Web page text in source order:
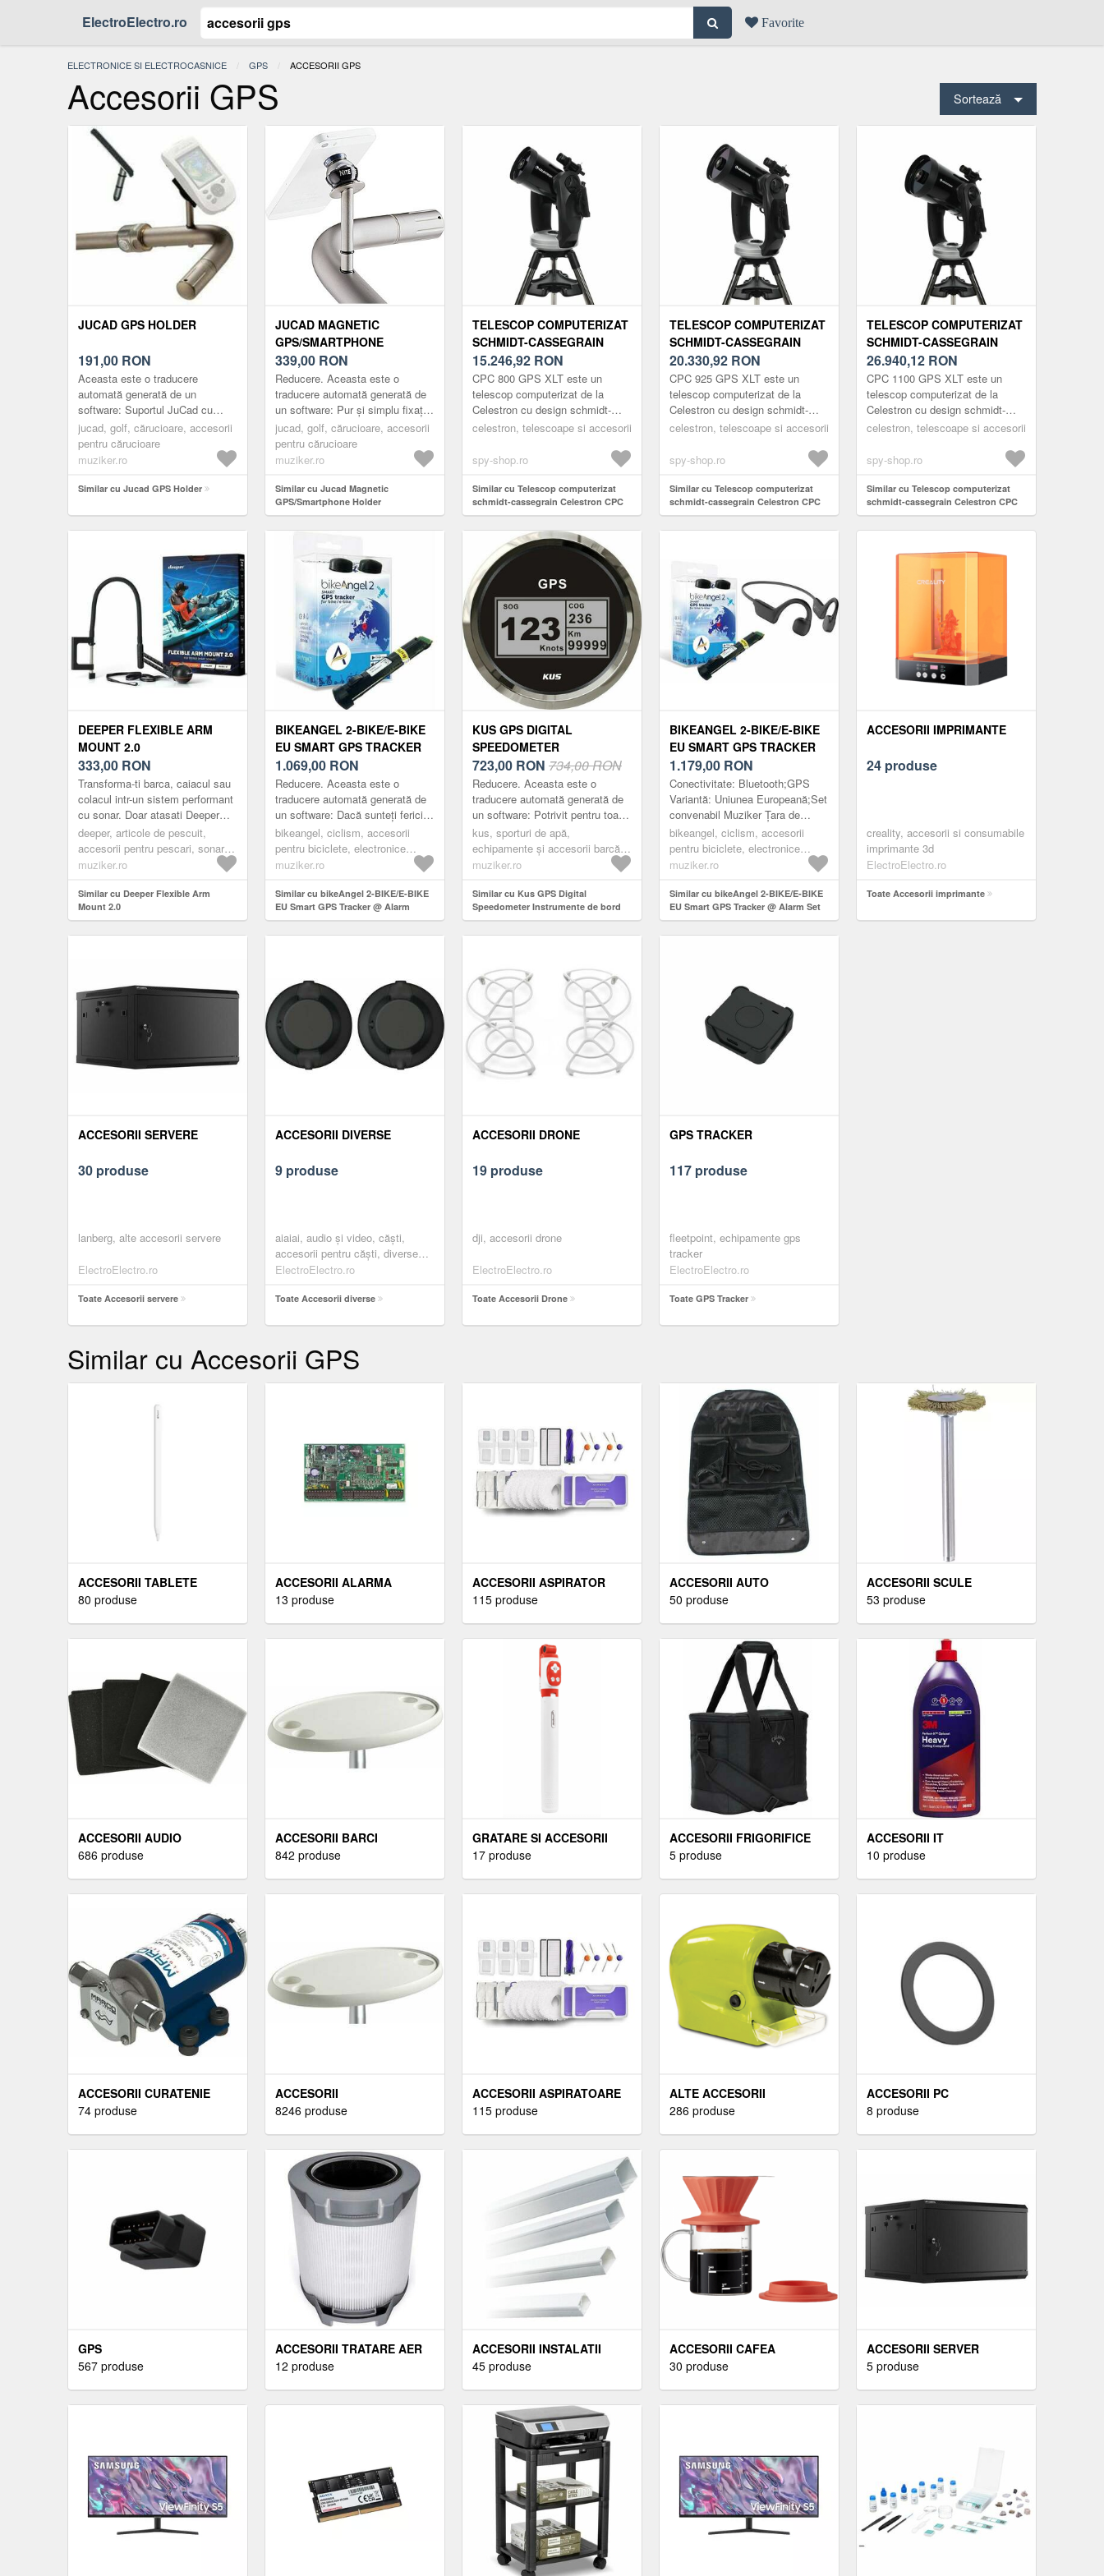
ElectroElectro.ro Favorite
ELECTRONICE SI ELECTROCASNICE GPS ACTUAL:
ACCESORII GPS
Accesorii GPS Sortează
JUCAD GPS HOLDER
191,00 RON
Aceasta este o traducere
automată generată de un
software: Suportul JuCad cu
fixare prin velcro asigură o fixare
fermă pentru dispozitivul GPS.
Ţar...
jucad, golf, cărucioare, accesorii
pentru cărucioare
muziker.ro
Similar cu Jucad GPS Holder
JUCAD MAGNETIC
GPS/SMARTPHONE
HOLDER
339,00 RON
Reducere. Aceasta este o
traducere automată generată de
un software: Pur și simplu fixați
telefonul inteligent sau sistemul
GPS la cărucior atunci când
merge...
jucad, golf, cărucioare, accesorii
pentru cărucioare
muziker.ro
Similar cu Jucad Magnetic
GPS/Smartphone Holder
TELESCOP COMPUTERIZAT
SCHMIDT-CASSEGRAIN
CELESTRON CPC 800 GPS
XLT
15.246,92 RON
CPC 800 GPS XLT este un
telescop computerizat de la
Celestron cu design schmidt-
cassegrain care elimina aberatiile
p...
celestron, telescoape si accesorii
spy-shop.ro
Similar cu Telescop computerizat
schmidt-cassegrain Celestron CPC
800 GPS XLT
TELESCOP COMPUTERIZAT
SCHMIDT-CASSEGRAIN
CELESTRON CPC 925 GPS
XLT
20.330,92 RON
CPC 925 GPS XLT este un
telescop computerizat de la
Celestron cu design schmidt-
cassegrain care elimina aberatiile
p...
celestron, telescoape si accesorii
spy-shop.ro
Similar cu Telescop computerizat
schmidt-cassegrain Celestron CPC
925 GPS XLT
TELESCOP COMPUTERIZAT
SCHMIDT-CASSEGRAIN
CELESTRON CPC 1100 GPS
XLT
26.940,12 RON
CPC 1100 GPS XLT este un
telescop computerizat de la
Celestron cu design schmidt-
cassegrain care elimina aberatiile
...
celestron, telescoape si accesorii
spy-shop.ro
Similar cu Telescop computerizat
schmidt-cassegrain Celestron CPC
1100 GPS XLT
DEEPER FLEXIBLE ARM
MOUNT 2.0
333,00 RON
Transforma-ti barca, caiacul sau
colacul intr-un sistem performant
cu sonar. Doar atasati Deeper
Sonar (Pro, Pro+ sau CHIRP+),
prindeti suportul fl...
deeper, articole de pescuit,
accesorii pentru pescari, sonare
gps
muziker.ro
Similar cu Deeper Flexible Arm
Mount 2.0
BIKEANGEL 2-BIKE/E-BIKE
EU SMART GPS TRACKER
@ ALARM UNIUNEA
EUROPEANĂ
1.069,00 RON
Reducere. Aceasta este o
traducere automată generată de
un software: Dacă sunteți fericitul
proprietar al unei biciclete, e-
bike, motocicletă, scuter, quad
s...
bikeangel, ciclism, accesorii
pentru biciclete, electronice
ciclism
muziker.ro
Similar cu bikeAngel 2-BIKE/E-BIKE
EU Smart GPS Tracker @ Alarm
Uniunea Europeană
KUS GPS DIGITAL
SPEEDOMETER
INSTRUMENTE DE BORD
723,00 RON 734,00 RON
Reducere. Aceasta este o
traducere automată generată de
un software: Potrivit pentru toate
vehiculele, bărcile și vehiculele
de teren. Semnalul vine direct
d...
kus, sporturi de apă,
echipamente și accesorii barcă,
electronice, instrumente de bord,
muziker.ro
Similar cu Kus GPS Digital
Speedometer Instrumente de bord
BIKEANGEL 2-BIKE/E-BIKE
EU SMART GPS TRACKER
@ ALARM SET
CONVENABIL MUZIKER-
UNIUNEA EUROPEANĂ
1.179,00 RON
Conectivitate: Bluetooth;GPS
Variantă: Uniunea Europeană;Set
convenabil Muziker Ţara de
fabricaţie: Slovacia
bikeangel, ciclism, accesorii
pentru biciclete, electronice
ciclism
muziker.ro
Similar cu bikeAngel 2-BIKE/E-BIKE
EU Smart GPS Tracker @ Alarm Set
convenabil Muziker-Uniunea
Europeană
ACCESORII IMPRIMANTE
24 produse
creality, accesorii si consumabile
imprimante 3d
ElectroElectro.ro
Toate Accesorii imprimante
ACCESORII SERVERE
30 produse
lanberg, alte accesorii servere
ElectroElectro.ro
Toate Accesorii servere
ACCESORII DIVERSE
9 produse
aiaiai, audio și video, căști,
accesorii pentru căști, diverse
accesorii pentru căşti, black
ElectroElectro.ro
Toate Accesorii diverse
ACCESORII DRONE
19 produse
dji, accesorii drone
ElectroElectro.ro
Toate Accesorii Drone
GPS TRACKER
117 produse
fleetpoint, echipamente gps
tracker
ElectroElectro.ro
Toate GPS Tracker
Similar cu Accesorii GPS
ACCESORII TABLETE
80 produse
ACCESORII ALARMA
13 produse
ACCESORII ASPIRATOR
115 produse
ACCESORII AUTO
50 produse
ACCESORII SCULE
53 produse
ACCESORII AUDIO
686 produse
ACCESORII BARCI
842 produse
GRATARE SI ACCESORII
17 produse
ACCESORII FRIGORIFICE
5 produse
ACCESORII IT
10 produse
ACCESORII CURATENIE
74 produse
ACCESORII
8246 produse
ACCESORII ASPIRATOARE
115 produse
ALTE ACCESORII
286 produse
ACCESORII PC
8 produse
GPS
567 produse
ACCESORII TRATARE AER
12 produse
ACCESORII INSTALATII
ELECTRICE
45 produse
ACCESORII CAFEA
30 produse
ACCESORII SERVER
5 produse